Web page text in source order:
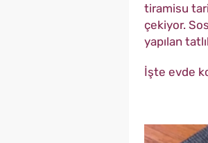
tiramisu
çekiyor.
yapılan
İşte evde